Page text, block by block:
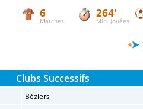
6
Matches
264'
Min. jouées
Clubs Successifs
Béziers